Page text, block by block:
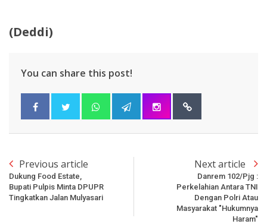
(Deddi)
You can share this post!
Previous article
Dukung Food Estate,
Bupati Pulpis Minta DPUPR
Tingkatkan Jalan Mulyasari
Next article
Danrem 102/Pjg :
Perkelahian Antara TNI
Dengan Polri Atau
Masyarakat "Hukumnya
Haram"